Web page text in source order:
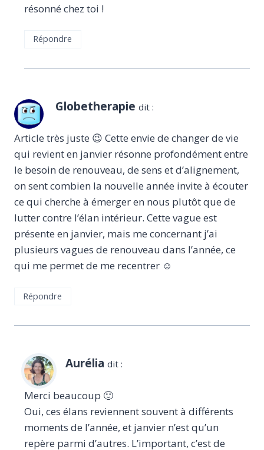
résonné chez toi !
Répondre
Globetherapie dit :
Article très juste 😉 Cette envie de changer de vie
qui revient en janvier résonne profondément entre
le besoin de renouveau, de sens et d’alignement,
on sent combien la nouvelle année invite à écouter
ce qui cherche à émerger en nous plutôt que de
lutter contre l’élan intérieur. Cette vague est
présente en janvier, mais me concernant j’ai
plusieurs vagues de renouveau dans l’année, ce
qui me permet de me recentrer ☺️
Répondre
Aurélia dit :
Merci beaucoup 🙂
Oui, ces élans reviennent souvent à différents
moments de l’année, et janvier n’est qu’un
repère parmi d’autres. L’important, c’est de